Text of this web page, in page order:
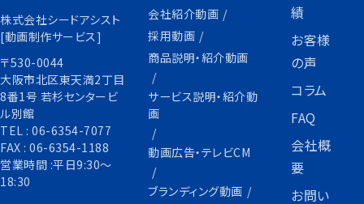
株式会社シードアシスト
[動画制作サービス]
〒530-0044
大阪市北区東天満2丁目
8番1号 若杉センタービ
ル別館
TEL : 06-6354-7077
FAX : 06-6354-1188
営業時間 :平日9:30〜
18:30
会社紹介動画
採用動画
商品説明・紹介動画
サービス説明・紹介動
画
動画広告・テレビCM
ブランディング動画
績
お客様
の声
コラム
FAQ
会社概
要
お問い